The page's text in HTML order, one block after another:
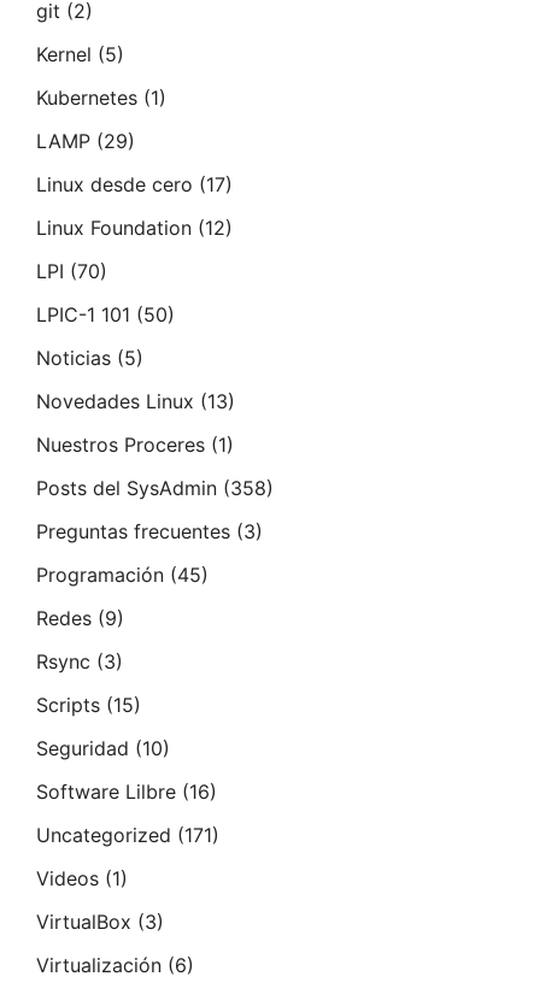
git (2)
Kernel (5)
Kubernetes (1)
LAMP (29)
Linux desde cero (17)
Linux Foundation (12)
LPI (70)
LPIC-1 101 (50)
Noticias (5)
Novedades Linux (13)
Nuestros Proceres (1)
Posts del SysAdmin (358)
Preguntas frecuentes (3)
Programación (45)
Redes (9)
Rsync (3)
Scripts (15)
Seguridad (10)
Software Lilbre (16)
Uncategorized (171)
Videos (1)
VirtualBox (3)
Virtualización (6)